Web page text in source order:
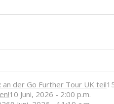
an der Go Further Tour UK teil
10 Juni, 2026 - 2:00 p.m.